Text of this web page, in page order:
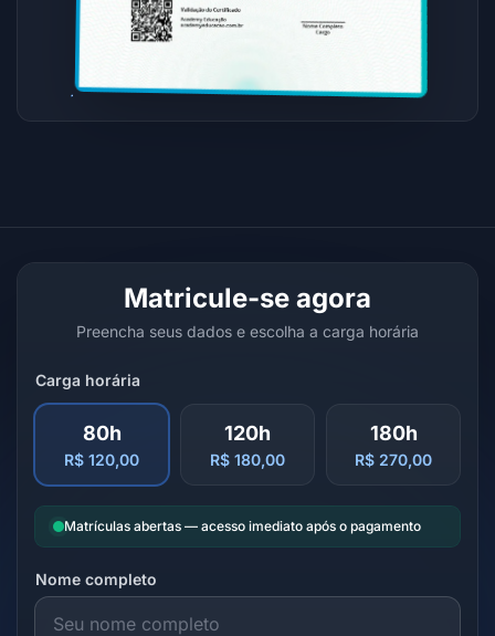
Matricule-se agora
Preencha seus dados e escolha a carga horária
Carga horária
80h
R$ 120,00
120h
R$ 180,00
180h
R$ 270,00
Matrículas abertas — acesso imediato após o pagamento
Nome completo